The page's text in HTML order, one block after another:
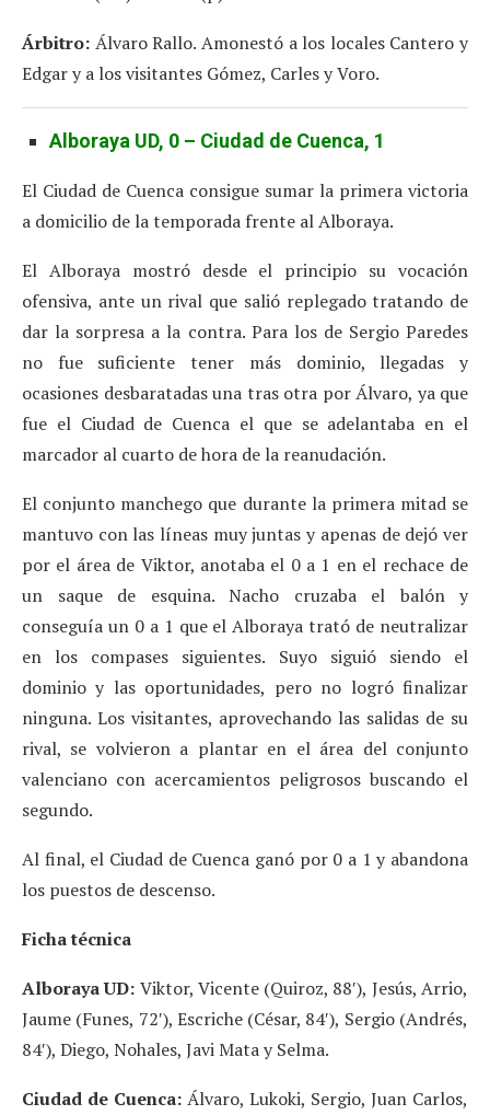
Árbitro: Álvaro Rallo. Amonestó a los locales Cantero y
Edgar y a los visitantes Gómez, Carles y Voro.
Alboraya UD, 0 – Ciudad de Cuenca, 1
El Ciudad de Cuenca consigue sumar la primera victoria
a domicilio de la temporada frente al Alboraya.
El Alboraya mostró desde el principio su vocación
ofensiva, ante un rival que salió replegado tratando de
dar la sorpresa a la contra. Para los de Sergio Paredes
no fue suficiente tener más dominio, llegadas y
ocasiones desbaratadas una tras otra por Álvaro, ya que
fue el Ciudad de Cuenca el que se adelantaba en el
marcador al cuarto de hora de la reanudación.
El conjunto manchego que durante la primera mitad se
mantuvo con las líneas muy juntas y apenas de dejó ver
por el área de Viktor, anotaba el 0 a 1 en el rechace de
un saque de esquina. Nacho cruzaba el balón y
conseguía un 0 a 1 que el Alboraya trató de neutralizar
en los compases siguientes. Suyo siguió siendo el
dominio y las oportunidades, pero no logró finalizar
ninguna. Los visitantes, aprovechando las salidas de su
rival, se volvieron a plantar en el área del conjunto
valenciano con acercamientos peligrosos buscando el
segundo.
Al final, el Ciudad de Cuenca ganó por 0 a 1 y abandona
los puestos de descenso.
Ficha técnica
Alboraya UD: Viktor, Vicente (Quiroz, 88′), Jesús, Arrio,
Jaume (Funes, 72′), Escriche (César, 84′), Sergio (Andrés,
84′), Diego, Nohales, Javi Mata y Selma.
Ciudad de Cuenca: Álvaro, Lukoki, Sergio, Juan Carlos,